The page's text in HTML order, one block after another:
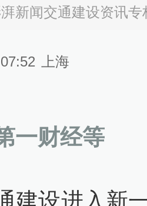
新闻交通建设资讯专
上海
一财经等
建设进入新